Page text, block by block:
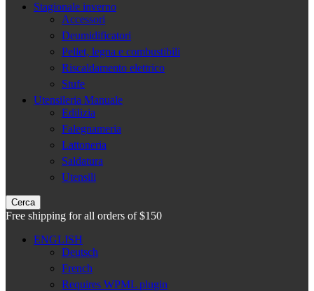
Stagionale inverno
Accessori
Deumidificatori
Pellet, legna e combustibili
Riscaldamento elettrico
Stufe
Utensileria Manuale
Edilizia
Falegnameria
Lattoneria
Saldatura
Utensili
Cerca
Free shipping for all orders of $150
ENGLISH
Deutsch
French
Requires WPML plugin